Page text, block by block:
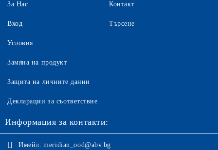
За Нас
Вход
Контакт
Търсене
Условия
Замяна на продукт
Защита на личните данни
Декларации за съответствие
Информация за контакти:
Имейл: meridian_ood@abv.bg